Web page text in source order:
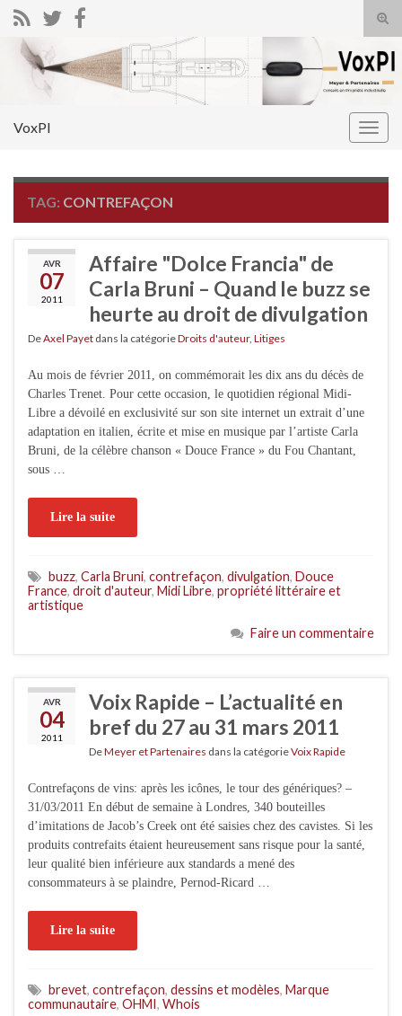
Search for:
VoxPI
TAG: CONTREFAÇON
AVR
07
2011
Affaire "Dolce Francia" de
Carla Bruni – Quand le buzz se
heurte au droit de divulgation
DeAxel Payet dans la catégorieDroits d'auteur, Litiges
Au mois de février 2011, on commémorait les dix ans du décès de
Charles Trenet. Pour cette occasion, le quotidien régional Midi-
Libre a dévoilé en exclusivité sur son site internet un extrait d’une
adaptation en italien, écrite et mise en musique par l’artiste Carla
Bruni, de la célèbre chanson « Douce France » du Fou Chantant,
sous …
Lire la suite
buzz, Carla Bruni, contrefaçon, divulgation, Douce
France, droit d'auteur, Midi Libre, propriété littéraire et
artistique
Faire un commentaire
AVR
04
2011
Voix Rapide – L’actualité en
bref du 27 au 31 mars 2011
DeMeyer et Partenaires dans la catégorieVoix Rapide
Contrefaçons de vins: après les icônes, le tour des génériques? –
31/03/2011 En début de semaine à Londres, 340 bouteilles
d’imitations de Jacob’s Creek ont été saisies chez des cavistes. Si les
produits contrefaits étaient heureusement sans risque pour la santé,
leur qualité bien inférieure aux standards a mené des
consommateurs à se plaindre, Pernod-Ricard …
Lire la suite
brevet, contrefaçon, dessins et modèles, Marque
communautaire, OHMI, Whois